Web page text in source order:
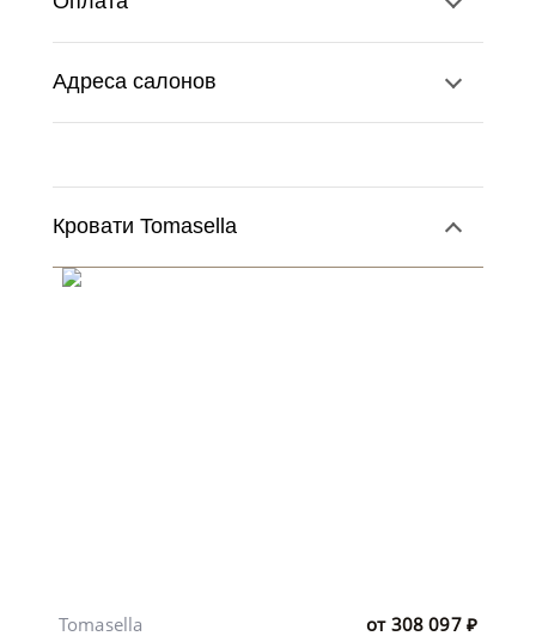
Адреса салонов
Кровати Tomasella
от 308 097 ₽
Tomasella